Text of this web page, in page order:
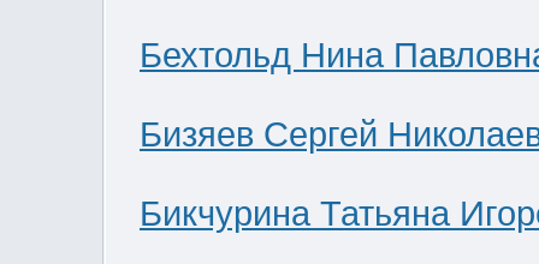
Бехтольд Нина
Бизяев Сергей
Бикчурина Татьяна